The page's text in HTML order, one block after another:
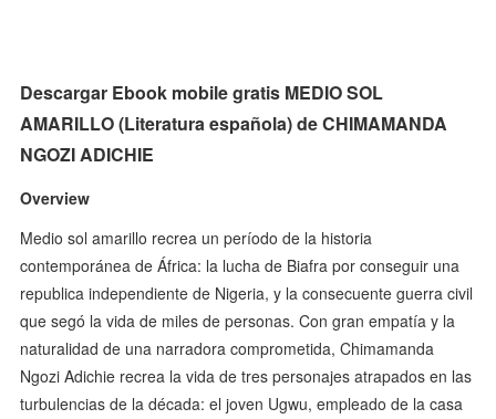
Descargar Ebook mobile gratis MEDIO SOL
AMARILLO (Literatura española) de CHIMAMANDA
NGOZI ADICHIE
Overview
Medio sol amarillo recrea un período de la historia
contemporánea de África: la lucha de Biafra por conseguir una
republica independiente de Nigeria, y la consecuente guerra civil
que segó la vida de miles de personas. Con gran empatía y la
naturalidad de una narradora comprometida, Chimamanda
Ngozi Adichie recrea la vida de tres personajes atrapados en las
turbulencias de la década: el joven Ugwu, empleado de la casa